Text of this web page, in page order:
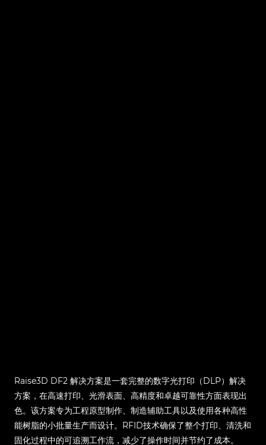
Raise3D DF2 解决方案是一套完整的数字光打印（DLP）解决
方案，在高速打印、光滑表面、高精度和卓越可靠性方面表现出
色。该方案专为工程原型制作、制造辅助工具以及使用各种高性
能树脂的小批量生产而设计。RFID技术确保了整个打印、清洗和
固化过程中的可追溯工作流，减少了操作时间并节约了成本。